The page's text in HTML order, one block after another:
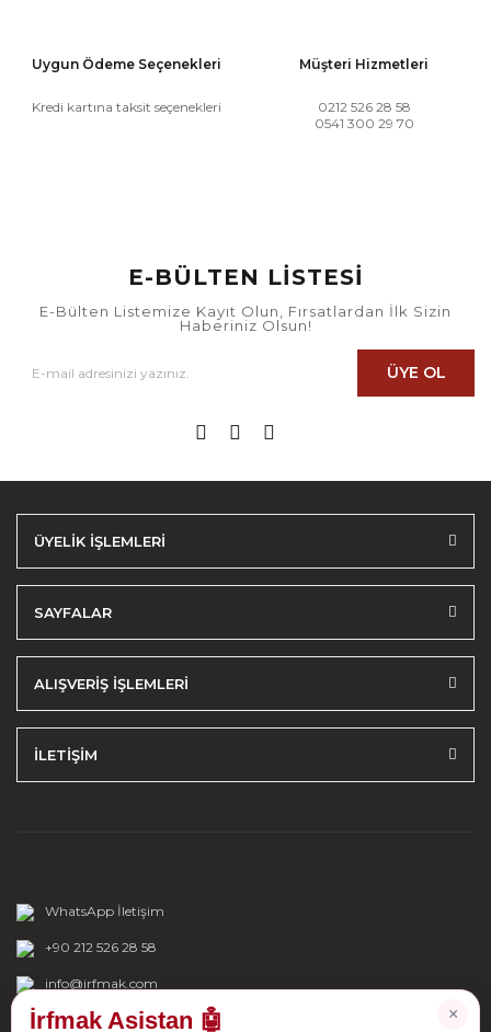
Uygun Ödeme Seçenekleri
Kredi kartına taksit seçenekleri
Müşteri Hizmetleri
0212 526 28 58
0541 300 29 70
E-BÜLTEN LİSTESİ
E-Bülten Listemize Kayıt Olun, Fırsatlardan İlk Sizin
Haberiniz Olsun!
ÜYE OL
ÜYELİK İŞLEMLERİ
SAYFALAR
ALIŞVERİŞ İŞLEMLERİ
İLETİŞİM
WhatsApp İletişim
+90 212 526 28 58
info@irfmak.com
×
İrfmak Asistan 🤖